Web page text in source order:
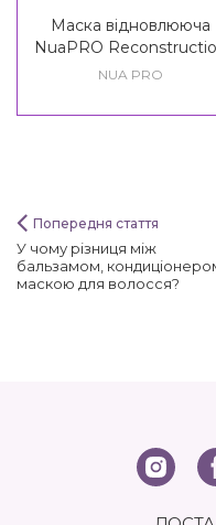
Маска відновлююча
NuaPRO
With Keratin Mask New
NUA PRO
Попередня стаття
У чому різниця між
бальзамом,
маскою для волосся?